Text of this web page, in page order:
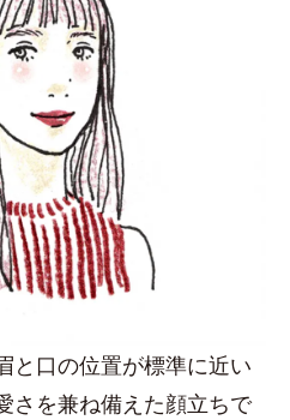
と口の位置が標準に近い
さを兼ね備えた顔立ちで